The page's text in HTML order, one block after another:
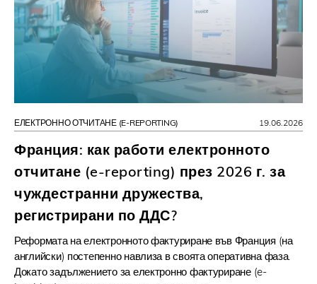
ЕЛЕКТРОННО ОТЧИТАНЕ (E-REPORTING)
Франция: как работи електронното
отчитане (e-reporting) през 2026 г. за
чуждестранни дружества,
регистрирани по ДДС?
Реформата на електронното фактуриране във Франция (на
английски) постепенно навлиза в своята оперативна фаза.
Докато задължението за електронно фактуриране (e-
19.06.2026